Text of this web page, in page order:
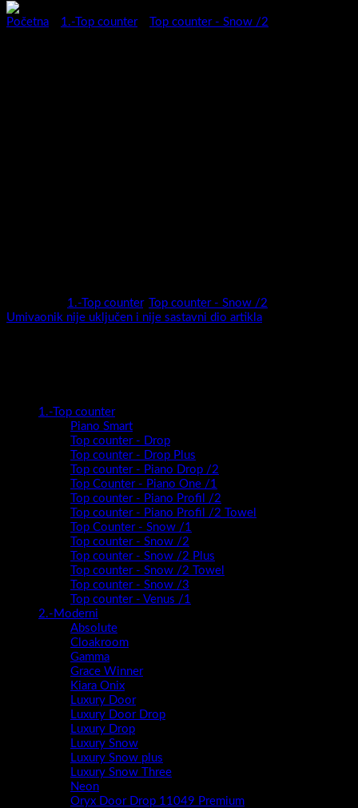
Početna 1.-Top counter Top counter - Snow /2
1.-Top counter, Top counter - Snow /2
Umivaonik nije uključen i nije sastavni dio artikla
1.-Top counter
Piano Smart
Top counter - Drop
Top counter - Drop Plus
Top counter - Piano Drop /2
Top Counter - Piano One /1
Top counter - Piano Profil /2
Top counter - Piano Profil /2 Towel
Top Counter - Snow /1
Top counter - Snow /2
Top counter - Snow /2 Plus
Top counter - Snow /2 Towel
Top counter - Snow /3
Top counter - Venus /1
2.-Moderni
Absolute
Cloakroom
Gamma
Grace Winner
Kiara Onix
Luxury Door
Luxury Door Drop
Luxury Drop
Luxury Snow
Luxury Snow plus
Luxury Snow Three
Neon
Oryx Door Drop 11049 Premium